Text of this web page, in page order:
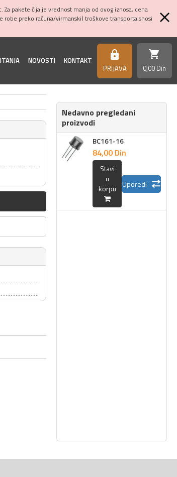
pakete čija je vrednost manja od ovog iznosa, cena
robe preko računa/virmanski) troškove transporta snosi
NOVOSTI KONTAKT https
PRIJAVA
shopping_cart
0,00 Din
Nedavno pregledani
proizvodi
BC161-16
84,00 Din
Stavi
u
korpu
Uporedi